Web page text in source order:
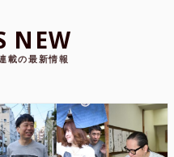
NEW
載の最新情報